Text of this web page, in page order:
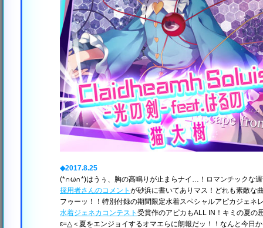
◆2017.8.25
(*∩ω∩*)はうぅ、胸の高鳴りが止まらナイ…！ロマンチックな
採用者さんのコメント が砂浜に書いてありマス！どれも素敵
フゥーッ！！特別付録の期間限定水着スペシャルアピカジェネ
水着ジェネカコンテスト 受賞作のアピカもALL IN！キミの夏の
ε=△＜夏をエンジョイするオマエらに朗報だッ！！なんと今日